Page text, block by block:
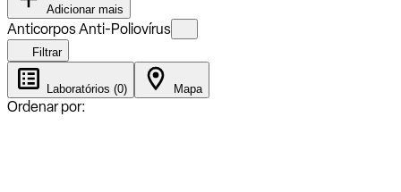
Adicionar mais
Anticorpos Anti-Poliovírus
Filtrar
Laboratórios (0) Mapa
Ordenar por: